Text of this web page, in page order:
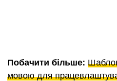
Побачити більше:
мовою для